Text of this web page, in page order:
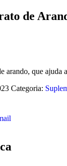
de
arando, que
Categoria: